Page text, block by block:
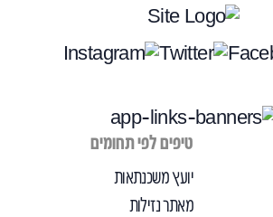
טיפים לפי תחומים
יועץ משכנתאות
מאתר נזילות